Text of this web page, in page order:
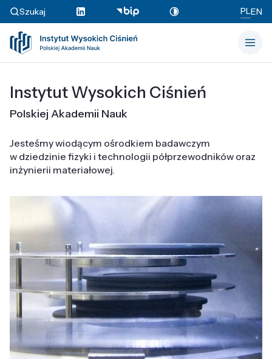
Szukaj PLEN
Instytut Wysokich Ciśnień
Polskiej Akademii Nauk
Jesteśmy wiodącym ośrodkiem badawczym
w dziedzinie fizyki i technologii półprzewodników oraz
inżynierii materiałowej.